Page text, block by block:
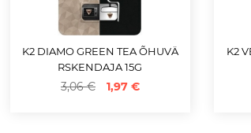
K2 DIAMO GREEN TEA ÕHUVÄ
RSKENDAJA 15G
3,06 € 1,97 €
K2